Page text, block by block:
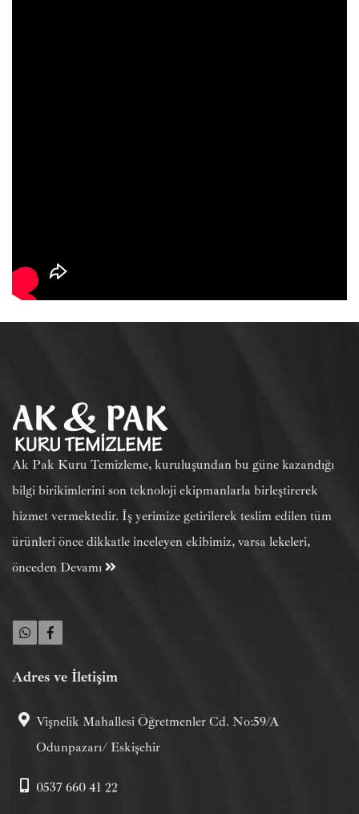
Ak Pak Kuru Temizleme, kuruluşundan bu güne kazandığı
bilgi birikimlerini son teknoloji ekipmanlarla birleştirerek
hizmet vermektedir. İş yerimize getirilerek teslim edilen tüm
ürünleri önce dikkatle inceleyen ekibimiz, varsa lekeleri,
önceden Devamı
Adres ve İletişim
Vişnelik Mahallesi Öğretmenler Cd. No:59/A
Odunpazarı/ Eskişehir
0537 660 41 22